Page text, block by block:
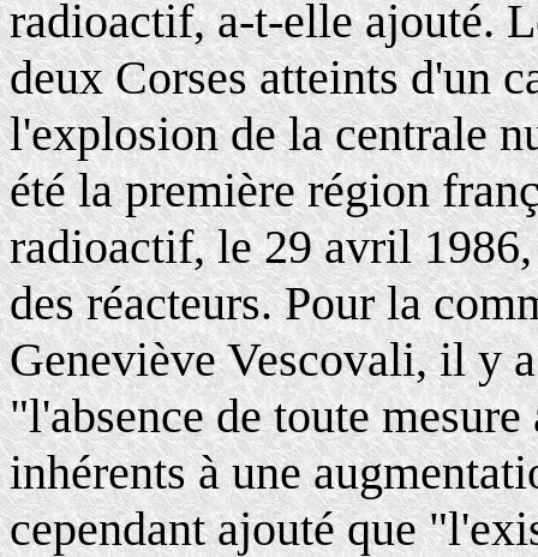
radioactif, a-t-elle ajouté.
deux Corses atteints d'un
l'explosion de la centrale
été la première région
radioactif, le 29 avril
des réacteurs. Pour la
Geneviève Vescovali, il y
"l'absence de toute
inhérents à une
cependant ajouté que